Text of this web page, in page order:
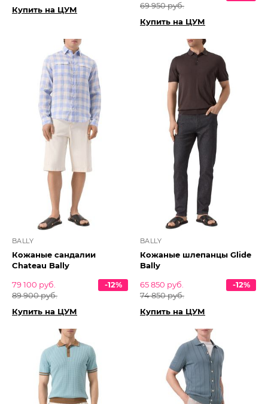
Купить на ЦУМ
69 950 руб.
Купить на ЦУМ
BALLY
Кожаные сандалии
Chateau Bally
79 100 руб.
89 900 руб.
-12%
Купить на ЦУМ
BALLY
Кожаные шлепанцы Glide
Bally
65 850 руб.
74 850 руб.
-12%
Купить на ЦУМ